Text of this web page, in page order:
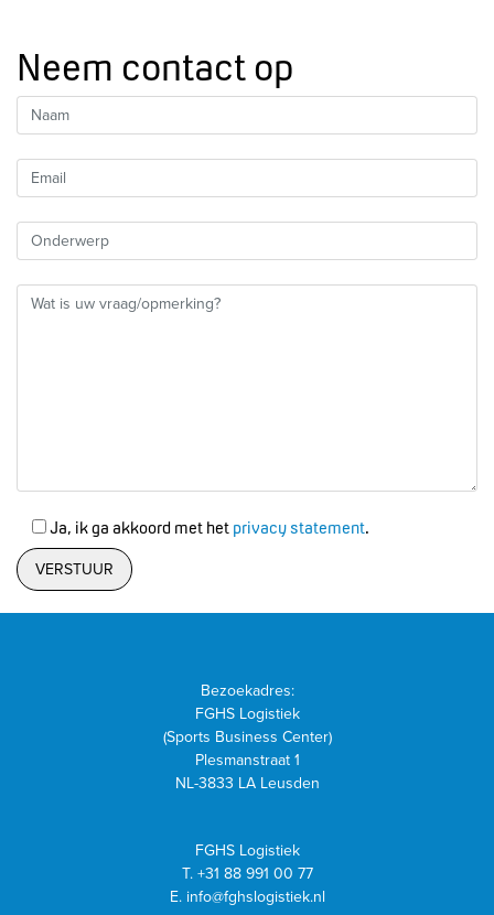
Neem contact op
Ja, ik ga akkoord met het privacy statement.
Bezoekadres:
FGHS Logistiek
(Sports Business Center)
Plesmanstraat 1
NL-3833 LA Leusden
FGHS Logistiek
T. +31 88 991 00 77
E. info@fghslogistiek.nl